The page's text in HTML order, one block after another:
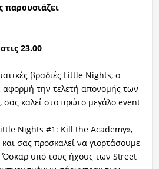
παρουσιάζει
23.00
βραδιές Little Nights, ο
αφορμή την τελετή απονομής των
καλεί στο πρώτο μεγάλο event
Nights #1: Kill the Academy»,
και σας προσκαλεί να γιορτάσουμε
υπό τους ήχους των Street